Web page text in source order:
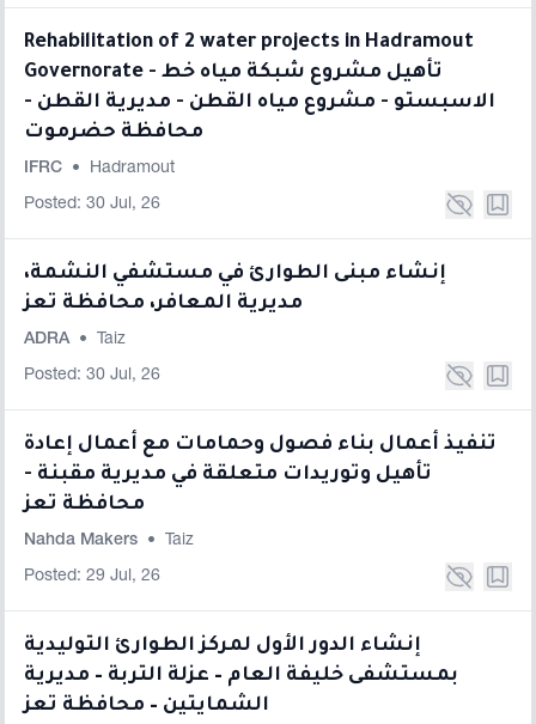
Rehabilitation of 2 water projects in Hadramout
Governorate - تأهيل مشروع شبكة مياه خط
الاسبستو - مشروع مياه القطن - مديرية القطن -
محافظة حضرموت
IFRC • Hadramout
Posted: 30 Jul, 26
إنشاء مبنى الطوارئ في مستشفي النشمة،
مديرية المعافر، محافظة تعز
ADRA • Taiz
Posted: 30 Jul, 26
تنفيذ أعمال بناء فصول وحمامات مع أعمال إعادة
تأهيل وتوريدات متعلقة في مديرية مقبنة -
محافظة تعز
Nahda Makers • Taiz
Posted: 29 Jul, 26
إنشاء الدور الأول لمركز الطوارئ التوليدية
بمستشفى خليفة العام – عزلة التربة – مديرية
الشمايتين – محافظة تعز